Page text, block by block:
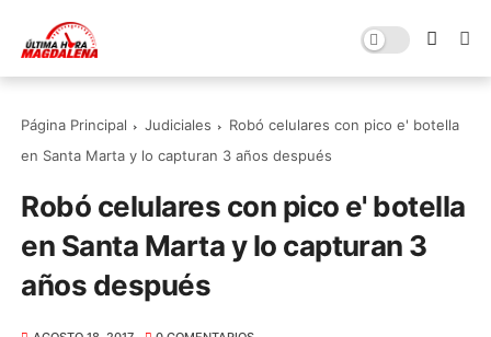
Página Principal Judiciales
Robó celulares con pico e' botella
en Santa Marta y lo capturan 3 años después
Robó celulares con pico e' botella
en Santa Marta y lo capturan 3
años después